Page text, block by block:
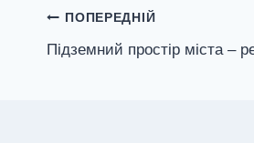
Навігація
записів
ПОПЕРЕДНІЙ
Підземний простір міста –